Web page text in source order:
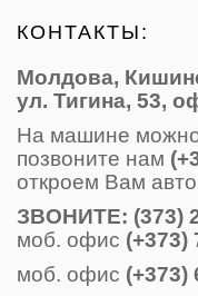
КОНТАКТЫ:
Молдова,
ул. Тигина, 53,
На машине можно
позвоните нам
откроем Вам
ЗВОНИТE: (373)
моб. офис (+373)
моб. офис (+373)